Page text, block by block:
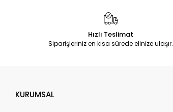
Hızlı Teslimat
Siparişleriniz en kısa sürede elinize ulaşır.
KURUMSAL